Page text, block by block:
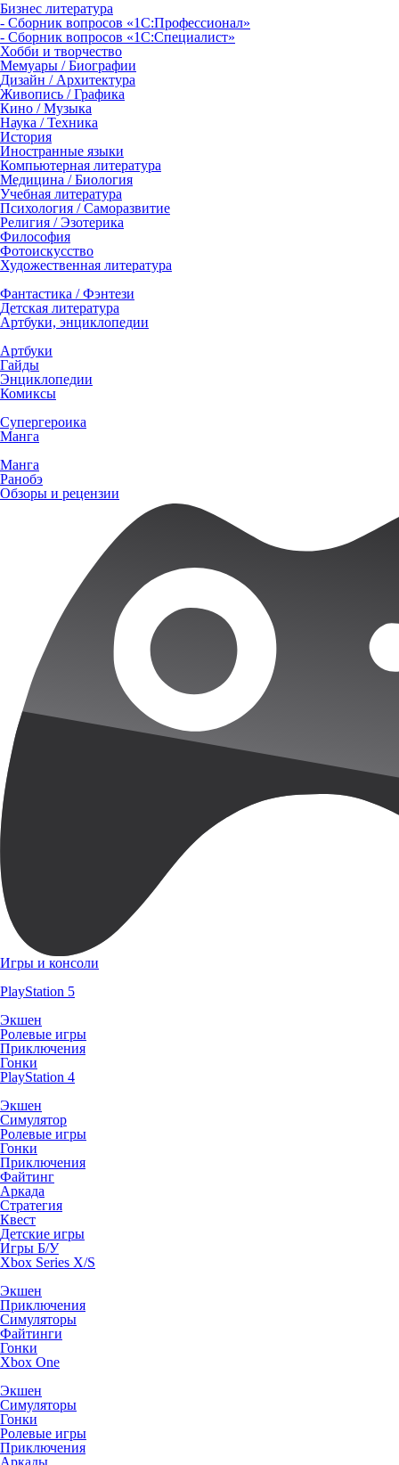
Бизнес литература
- Сборник вопросов «1С:Профессионал»
- Сборник вопросов «1С:Специалист»
Хобби и творчество
Мемуары / Биографии
Дизайн / Архитектура
Живопись / Графика
Кино / Музыка
Наука / Техника
История
Иностранные языки
Компьютерная литература
Медицина / Биология
Учебная литература
Психология / Саморазвитие
Религия / Эзотерика
Философия
Фотоискусство
Художественная литература
Фантастика / Фэнтези
Детская литература
Артбуки, энциклопедии
Артбуки
Гайды
Энциклопедии
Комиксы
Супергероика
Манга
Манга
Ранобэ
Обзоры и рецензии
Игры и консоли
PlayStation 5
Экшен
Ролевые игры
Приключения
Гонки
PlayStation 4
Экшен
Симулятор
Ролевые игры
Гонки
Приключения
Файтинг
Аркада
Стратегия
Квест
Детские игры
Игры Б/У
Xbox Series X/S
Экшен
Приключения
Симуляторы
Файтинги
Гонки
Xbox One
Экшен
Симуляторы
Гонки
Ролевые игры
Приключения
Аркады